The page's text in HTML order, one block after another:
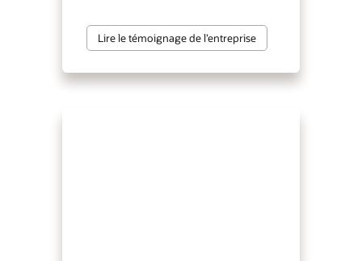
Lire le témoignage de l’entreprise